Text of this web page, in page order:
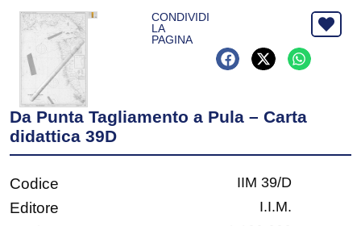
CONDIVIDI
LA
PAGINA
Da Punta Tagliamento a Pula – Carta
didattica 39D
Codice IIM 39/D
Editore I.I.M.